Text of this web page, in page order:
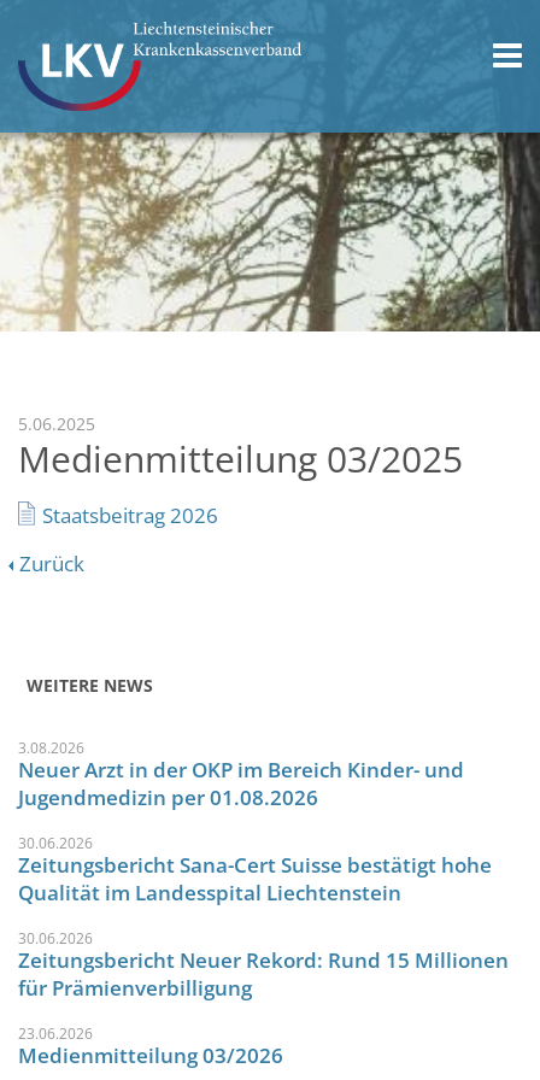
5.06.2025
Medienmitteilung 03/2025
Staatsbeitrag 2026
Zurück
WEITERE NEWS
3.08.2026
Neuer Arzt in der OKP im Bereich Kinder- und
Jugendmedizin per 01.08.2026
30.06.2026
Zeitungsbericht Sana-Cert Suisse bestätigt hohe
Qualität im Landesspital Liechtenstein
30.06.2026
Zeitungsbericht Neuer Rekord: Rund 15 Millionen
für Prämienverbilligung
23.06.2026
Medienmitteilung 03/2026